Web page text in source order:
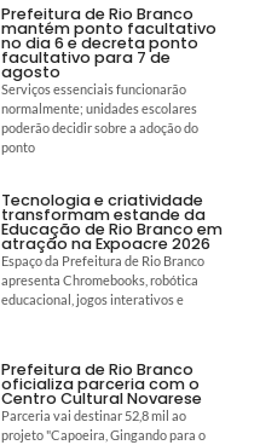
Prefeitura de Rio Branco
mantém ponto facultativo
no dia 6 e decreta ponto
facultativo para 7 de
agosto
Serviços essenciais funcionarão
normalmente; unidades escolares
poderão decidir sobre a adoção do
ponto
Tecnologia e criatividade
transformam estande da
Educação de Rio Branco em
atração na Expoacre 2026
Espaço da Prefeitura de Rio Branco
apresenta Chromebooks, robótica
educacional, jogos interativos e
Prefeitura de Rio Branco
oficializa parceria com o
Centro Cultural Novarese
Parceria vai destinar 52,8 mil ao
projeto "Capoeira, Gingando para o